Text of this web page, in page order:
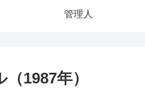
管理人
1987年）